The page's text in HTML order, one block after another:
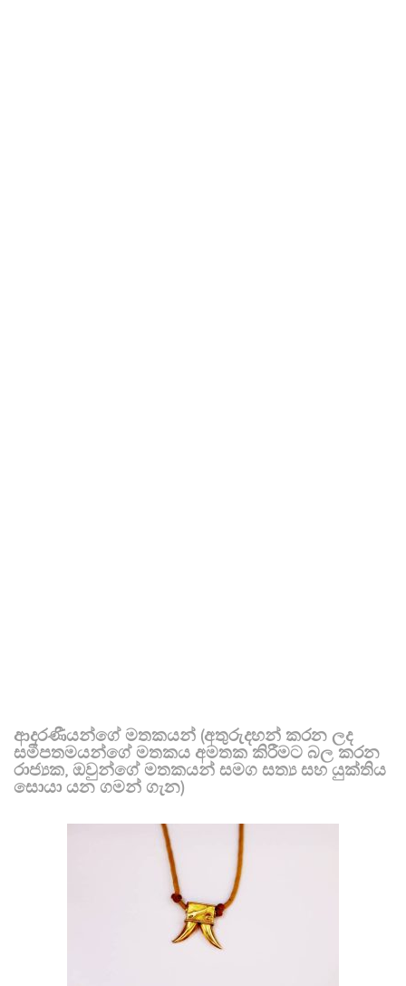
ආදරණීයන්ගේ මතකයන් (අතුරුදහන් කරන ලද
සමීපතමයන්ගේ මතකය අමතක කිරීමට බල කරන
රාජ්‍යක, ඔවුන්ගේ මතකයන් සමග සත්‍ය සහ යුක්තිය
සොයා යන ගමන් ගැන)